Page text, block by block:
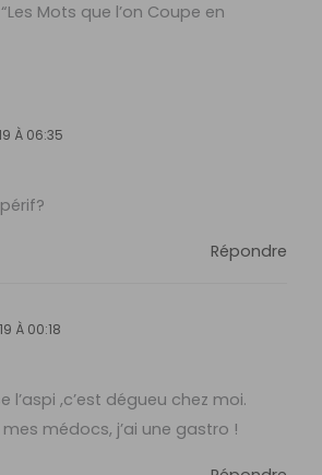
Mots que l’on Coupe en
À 06:35
Répondre
À 00:18
l’aspi ,c’est dégueu chez moi.
médocs, j’ai une gastro !